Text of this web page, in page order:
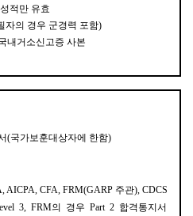
적만 유효
자의 경우 군경력 포함)
내거소신고증 사본
(국가보훈대상자에 한함)
AICPA, CFA, FRM(GARP 주관), CDCS
3, FRM의 경우 Part 2 합격통지서